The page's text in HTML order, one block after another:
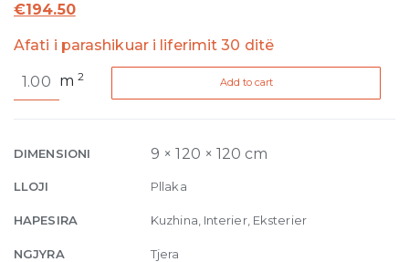
€194.50
Afati i parashikuar i liferimit 30 ditë
Uni
120
120
quantity
m2 Add to cart
DIMENSIONI 9 × 120 × 120 cm
LLOJI Pllaka
HAPESIRA Kuzhina, Interier, Eksterier
NGJYRA Tjera